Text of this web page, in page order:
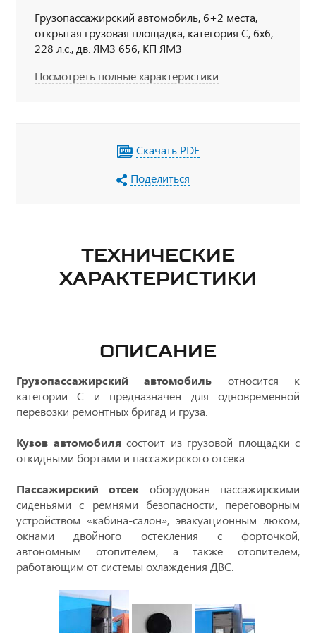
Грузопассажирский автомобиль, 6+2 места,
открытая грузовая площадка, категория С, 6х6,
228 л.с., дв. ЯМЗ 656, КП ЯМЗ
Посмотреть полные характеристики
Скачать PDF
Поделиться
ТЕХНИЧЕСКИЕ
ХАРАКТЕРИСТИКИ
ОПИСАНИЕ
Грузопассажирский автомобиль относится к
категории С и предназначен для одновременной
перевозки ремонтных бригад и груза.
Кузов автомобиля состоит из грузовой площадки с
откидными бортами и пассажирского отсека.
Пассажирский отсек оборудован пассажирскими
сиденьями с ремнями безопасности, переговорным
устройством «кабина-салон», эвакуационным люком,
окнами двойного остекления с форточкой,
автономным отопителем, а также отопителем,
работающим от системы охлаждения ДВС.